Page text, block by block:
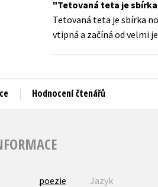
Jazyky
Komiks
Tetovaná teta je
Tetovaná teta je sbírka
vtipná a začíná od velmi
Hodnocení čtenářů
poezie
Jazyk